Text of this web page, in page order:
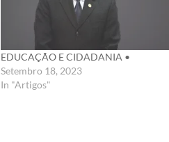
EDUCAÇÃO E CIDADANIA •
Setembro 18, 2023
In "Artigos"